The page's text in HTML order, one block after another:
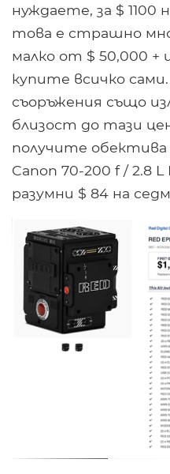
нуждаете, за $ 1100
това е страшно
малко от $ 50,000 +
купите всичко
съоръжения също
близост до тази
получите
Canon 70-200 f / 2.8
разумни $ 84 на